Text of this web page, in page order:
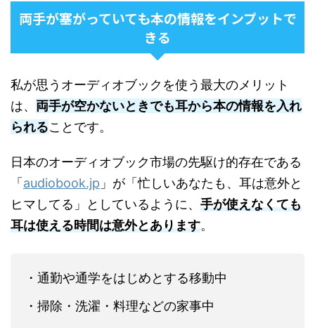
両手が塞がっていても本の情報をインプットで
きる
私が思うオーディオブックを使う最大のメリット
は、 両手が空かないときでも耳から本の情報を入れ
られることです。
日本のオーディオブック市場の先駆け的存在である
「audiobook.jp 」が「忙しいあなたも、耳は意外と
ヒマしてる」としているように、 手が使えなくても
耳は使える時間は意外とあります。
・通勤や通学をはじめとする移動中
・掃除・洗濯・料理などの家事中